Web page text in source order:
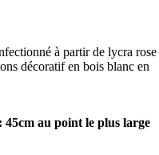
à partir de lycra rose
décoratif en bois blanc en
au point le plus large